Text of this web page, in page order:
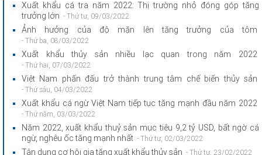
Xuất khẩu cá tra năm 2022: Thị trường nhỏ đóng góp tăng
trưởng lớn - Thứ tư, 09/03/2022
Ảnh hưởng của độ mặn lên tăng trưởng của tôm
- Thứ ba, 08/03/2022
Xuất khẩu thủy sản nhiều lạc quan trong năm 2022
- Thứ hai, 07/03/2022
Việt Nam phấn đấu trở thành trung tâm chế biến thủy sản
- Thứ sáu, 04/03/2022
Xuất khẩu cá ngừ Việt Nam tiếp tục tăng mạnh đầu năm 2022
- Thứ năm, 03/03/2022
Năm 2022, xuất khẩu thuỷ sản mục tiêu 9,2 tỷ USD, bất ngờ cá
ngừ, nghêu ốc tăng mạnh nhất - Thứ tư, 02/03/2022
Tận dụng cơ hội gia tăng xuất khẩu thủy sản - Thứ tư, 23/02/2022